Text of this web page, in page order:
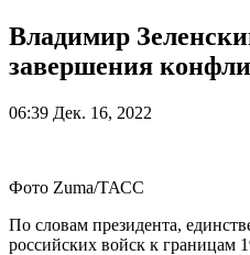
Владимир
завершения
06:39 Дек. 16, 2022
Фото Zuma/ТАСС
По словам президента,
российских войск к границам